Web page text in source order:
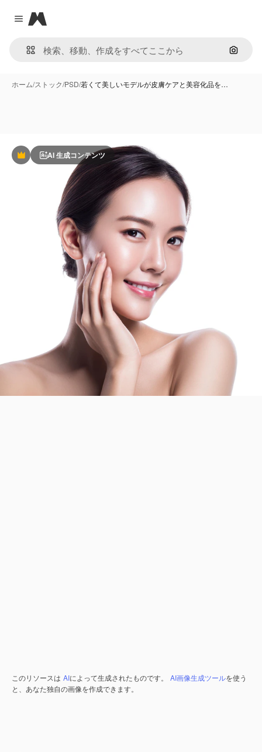
Close menu
Magnific
画像で
ホーム/ストック/PSD/若くて美しいモデルが皮膚ケアと美容化品を…
PremiumAI 生成コンテンツ
このリソースは AIによって生成されたものです。 AI画像生成ツールを使う
と、あなた独自の画像を作成できます。